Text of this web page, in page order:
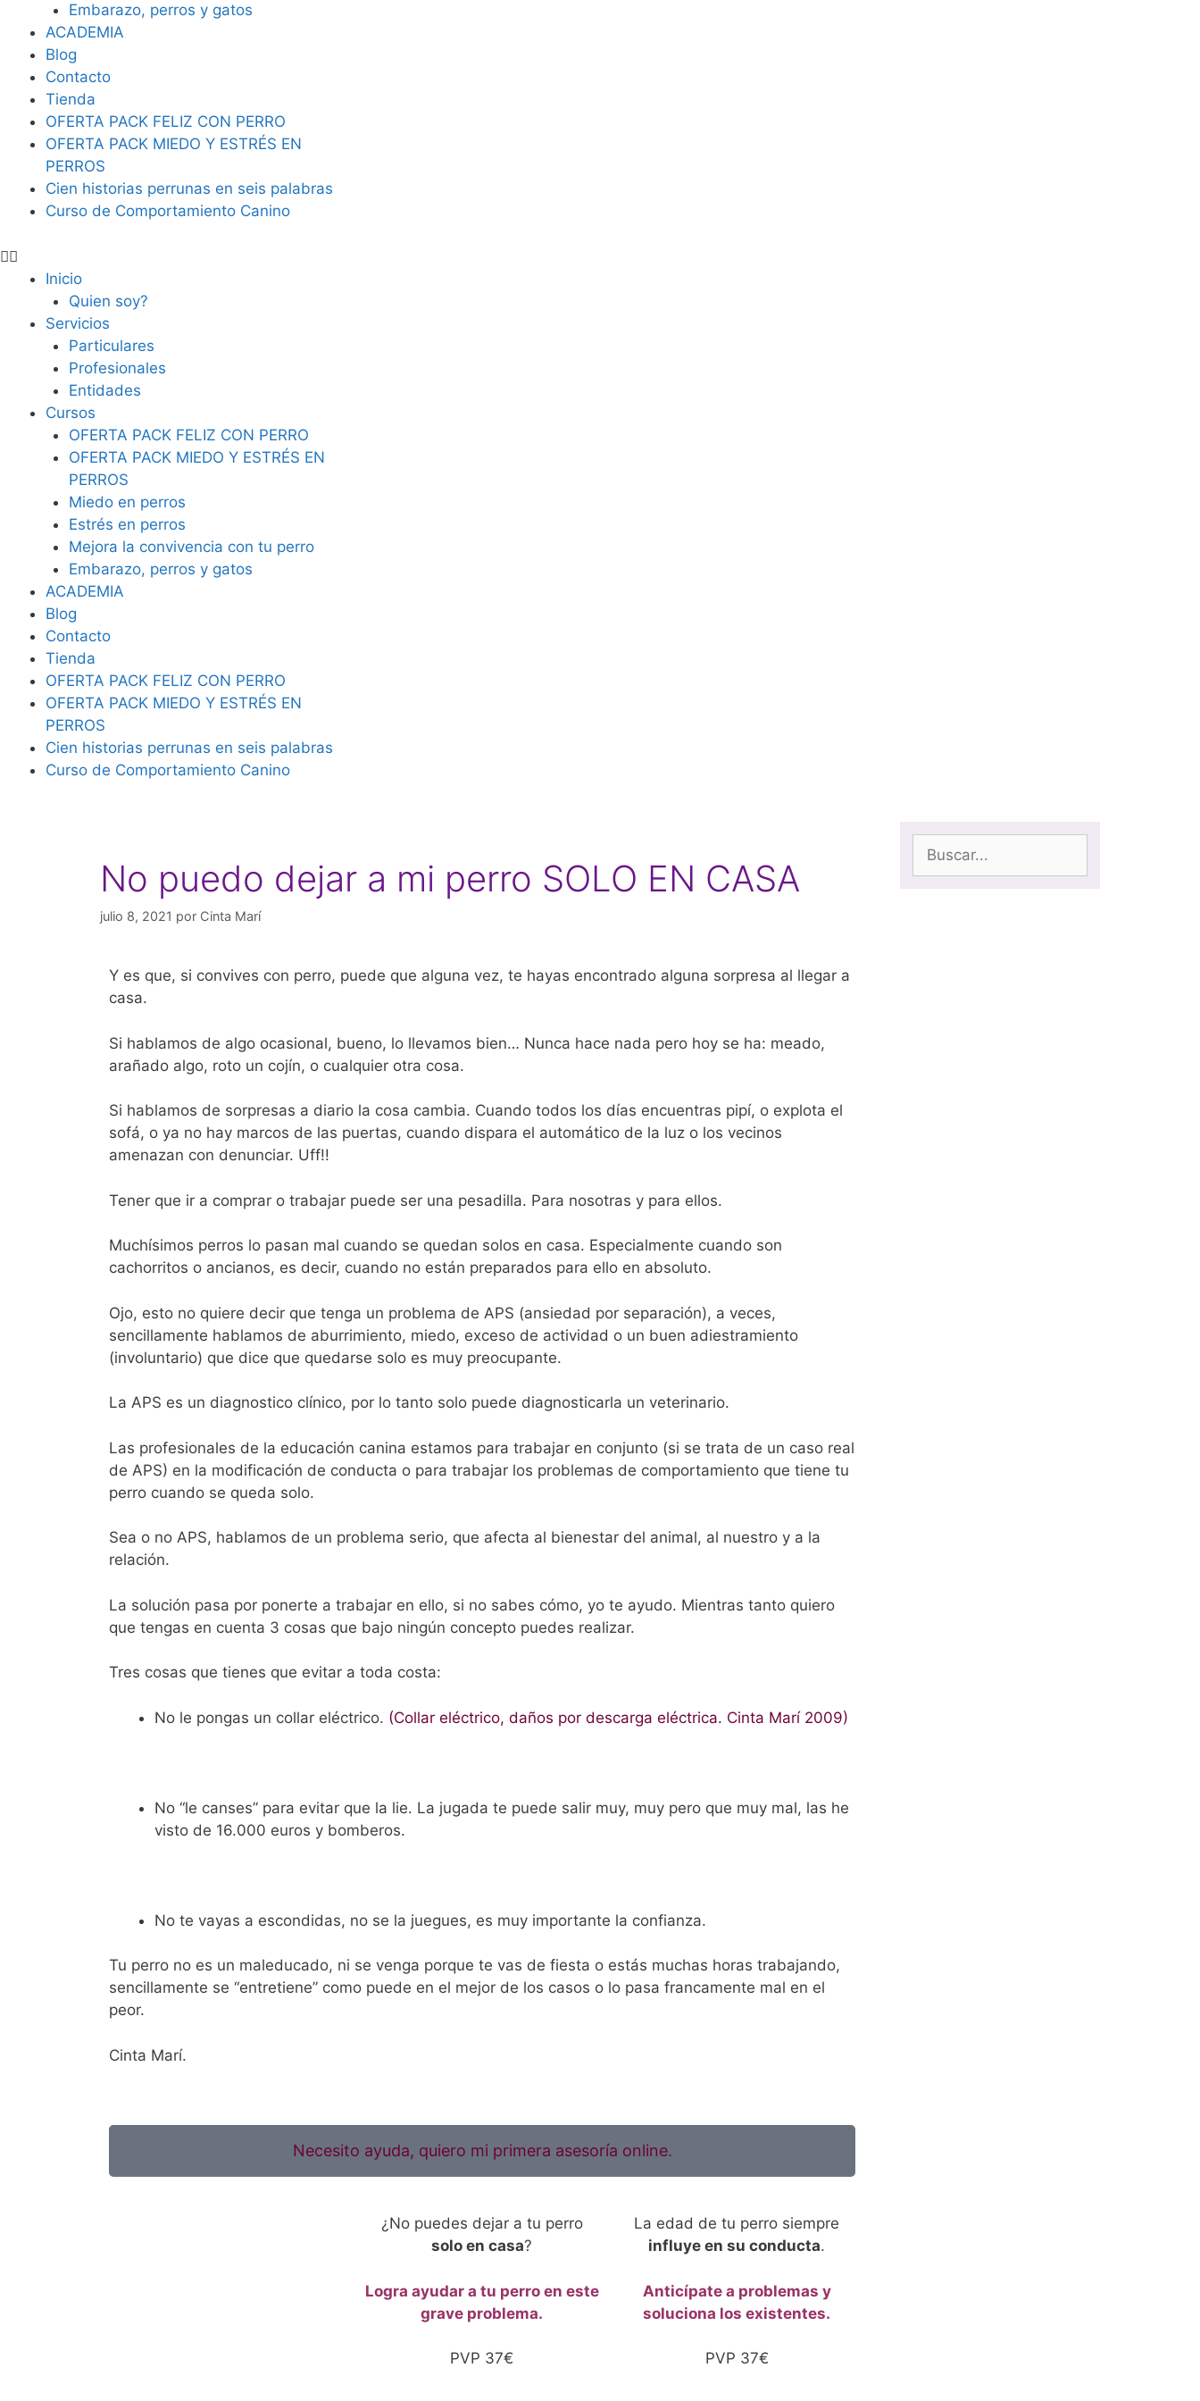
Embarazo, perros y gatos
ACADEMIA
Blog
Contacto
Tienda
OFERTA PACK FELIZ CON PERRO
OFERTA PACK MIEDO Y ESTRÉS EN
PERROS
Cien historias perrunas en seis palabras
Curso de Comportamiento Canino
Inicio
Quien soy?
Servicios
Particulares
Profesionales
Entidades
Cursos
OFERTA PACK FELIZ CON PERRO
OFERTA PACK MIEDO Y ESTRÉS EN
PERROS
Miedo en perros
Estrés en perros
Mejora la convivencia con tu perro
Embarazo, perros y gatos
ACADEMIA
Blog
Contacto
Tienda
OFERTA PACK FELIZ CON PERRO
OFERTA PACK MIEDO Y ESTRÉS EN
PERROS
Cien historias perrunas en seis palabras
Curso de Comportamiento Canino
No puedo dejar a mi perro SOLO EN CASA
julio 8, 2021 por Cinta Marí
Y es que, si convives con perro, puede que alguna vez, te hayas encontrado alguna sorpresa al llegar a
casa.
Si hablamos de algo ocasional, bueno, lo llevamos bien… Nunca hace nada pero hoy se ha: meado,
arañado algo, roto un cojín, o cualquier otra cosa.
Si hablamos de sorpresas a diario la cosa cambia. Cuando todos los días encuentras pipí, o explota el
sofá, o ya no hay marcos de las puertas, cuando dispara el automático de la luz o los vecinos
amenazan con denunciar. Uff!!
Tener que ir a comprar o trabajar puede ser una pesadilla. Para nosotras y para ellos.
Muchísimos perros lo pasan mal cuando se quedan solos en casa. Especialmente cuando son
cachorritos o ancianos, es decir, cuando no están preparados para ello en absoluto.
Ojo, esto no quiere decir que tenga un problema de APS (ansiedad por separación), a veces,
sencillamente hablamos de aburrimiento, miedo, exceso de actividad o un buen adiestramiento
(involuntario) que dice que quedarse solo es muy preocupante.
La APS es un diagnostico clínico, por lo tanto solo puede diagnosticarla un veterinario.
Las profesionales de la educación canina estamos para trabajar en conjunto (si se trata de un caso real
de APS) en la modificación de conducta o para trabajar los problemas de comportamiento que tiene tu
perro cuando se queda solo.
Sea o no APS, hablamos de un problema serio, que afecta al bienestar del animal, al nuestro y a la
relación.
La solución pasa por ponerte a trabajar en ello, si no sabes cómo, yo te ayudo. Mientras tanto quiero
que tengas en cuenta 3 cosas que bajo ningún concepto puedes realizar.
Tres cosas que tienes que evitar a toda costa:
No le pongas un collar eléctrico. (Collar eléctrico, daños por descarga eléctrica. Cinta Marí 2009)
No “le canses” para evitar que la lie. La jugada te puede salir muy, muy pero que muy mal, las he
visto de 16.000 euros y bomberos.
No te vayas a escondidas, no se la juegues, es muy importante la confianza.
Tu perro no es un maleducado, ni se venga porque te vas de fiesta o estás muchas horas trabajando,
sencillamente se “entretiene” como puede en el mejor de los casos o lo pasa francamente mal en el
peor.
Cinta Marí.
Necesito ayuda, quiero mi primera asesoría online.
¿No puedes dejar a tu perro
solo en casa?
Logra ayudar a tu perro en este
grave problema.
PVP 37€
La edad de tu perro siempre
influye en su conducta.
Anticípate a problemas y
soluciona los existentes.
PVP 37€